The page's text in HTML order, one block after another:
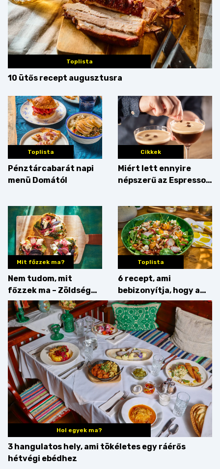
Toplista
10 ütős recept augusztusra
Toplista
Pénztárcabarát napi
menü Domától
Cikkek
Miért lett ennyire
népszerű az Espresso
érdemes enni mellé?
Mit főzzek ma?
Nem tudom, mit
főzzek ma – Zöldség
minden mennyiségben
Toplista
6 recept, ami
bebizonyítja, hogy a
barack húsok mellé is
zseniális
Hol egyek ma?
3 hangulatos hely, ami tökéletes egy ráérős
hétvégi ebédhez